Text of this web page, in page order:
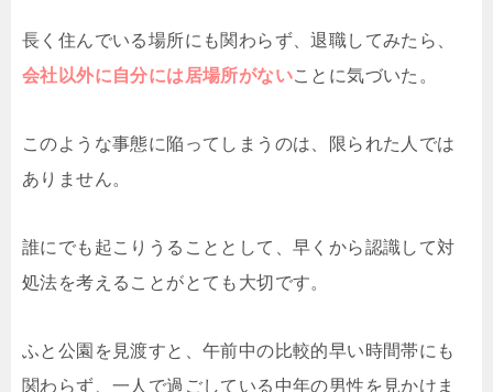
長く住んでいる場所にも関わらず、退職してみたら、
会社以外に自分には居場所がないことに気づいた。
このような事態に陥ってしまうのは、限られた人では
ありません。
誰にでも起こりうることとして、早くから認識して対
処法を考えることがとても大切です。
ふと公園を見渡すと、午前中の比較的早い時間帯にも
関わらず、一人で過ごしている中年の男性を見かけま